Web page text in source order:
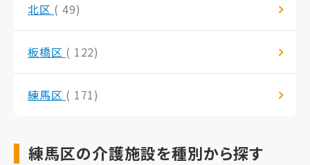
北区 ( 49)
板橋区 ( 122)
練馬区 ( 171)
練馬区の介護施設を種別から探す